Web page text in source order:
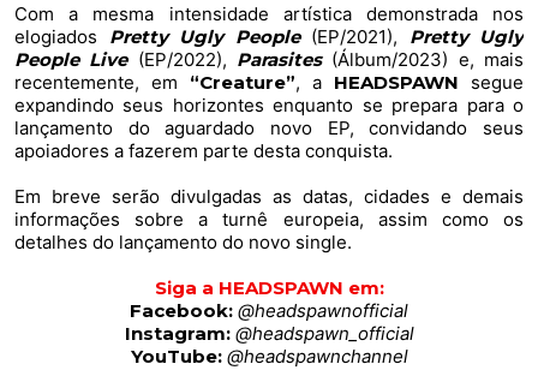
Com a mesma intensidade artística demonstrada nos
elogiados Pretty Ugly People(EP/2021), Pretty Ugly
People Live(EP/2022), Parasites(Álbum/2023) e, mais
recentemente, em “Creature”, a HEADSPAWN segue
expandindo seus horizontes enquanto se prepara para o
lançamento do aguardado novo EP, convidando seus
apoiadores a fazerem parte desta conquista.
Em breve serão divulgadas as datas, cidades e demais
informações sobre a turnê europeia, assim como os
detalhes do lançamento do novo single.
Siga a HEADSPAWN em:
Facebook: @headspawnofficial
Instagram: @headspawn_official
YouTube:@headspawnchannel